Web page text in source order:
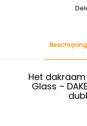
Beschrijving
Het dakraam
Glass –